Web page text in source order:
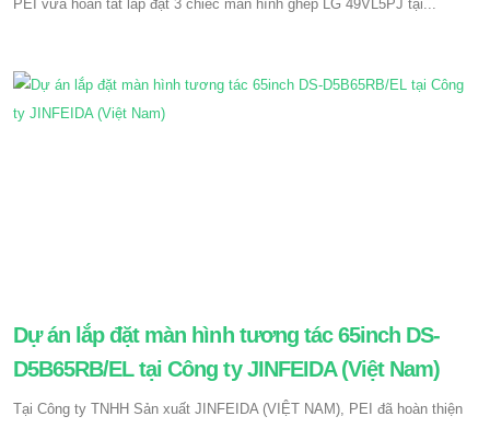
PEI vừa hoàn tất lắp đặt 3 chiếc màn hình ghép LG 49VL5PJ tại...
Dự án lắp đặt màn hình tương tác 65inch DS-
D5B65RB/EL tại Công ty JINFEIDA (Việt Nam)
Tại Công ty TNHH Sản xuất JINFEIDA (VIỆT NAM), PEI đã hoàn thiện